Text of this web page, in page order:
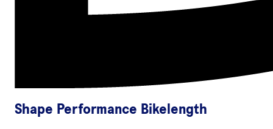
Shape Performance Bikelength